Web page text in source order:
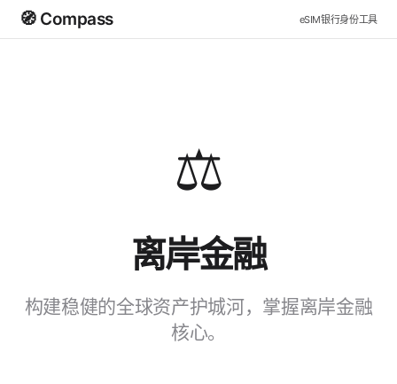
🧭 Compass eSIM银行身份工具
⚖️
离岸金融
构建稳健的全球资产护城河，掌握离岸金融
核心。